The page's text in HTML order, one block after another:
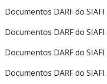
Documentos DARF do SIAFI
Documentos DARF do SIAFI
Documentos DARF do SIAFI
Documentos DARF do SIAFI